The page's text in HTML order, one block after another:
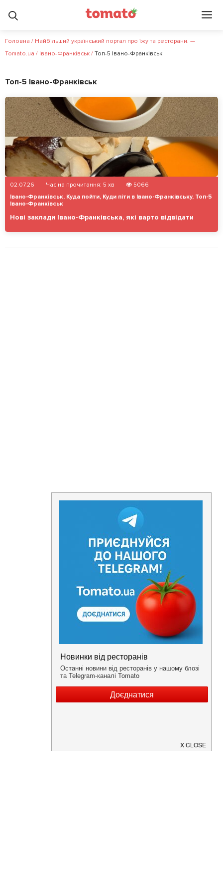
Головна / Найбільший український портал про їжу та ресторани. —
Tomato.ua / Івано-Франківськ / Топ-5 Івано-Франківськ
Топ-5 Івано-Франківськ
02.07.26 Час на прочитання: 5 хв
5066
Івано-Франківськ, Куда пойти, Куди піти в Івано-Франківську, Топ-5
Івано-Франківськ
Нові заклади Івано-Франківська, які варто відвідати